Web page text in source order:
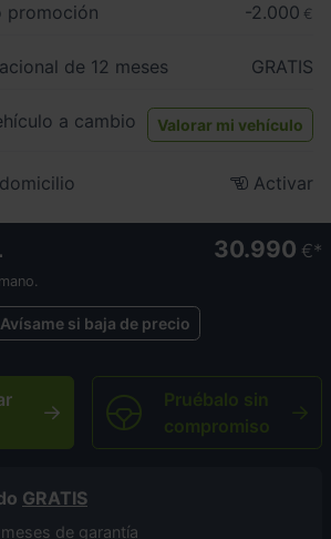
promoción -2.000 €
de 12 meses GRATIS
a cambio Valorar mi vehículo
Activar
30.990 €
si baja de precio
Pruébalo sin
compromiso
GRATIS
de garantía